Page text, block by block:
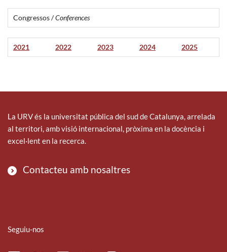
Congressos /Conferences
2021 2022 2023 2024 2025
La URV és la universitat pública del sud de Catalunya, arrelada
al territori, amb visió internacional, pròxima en la docència i
excel·lent en la recerca.
Contacteu amb nosaltres
Seguiu-nos